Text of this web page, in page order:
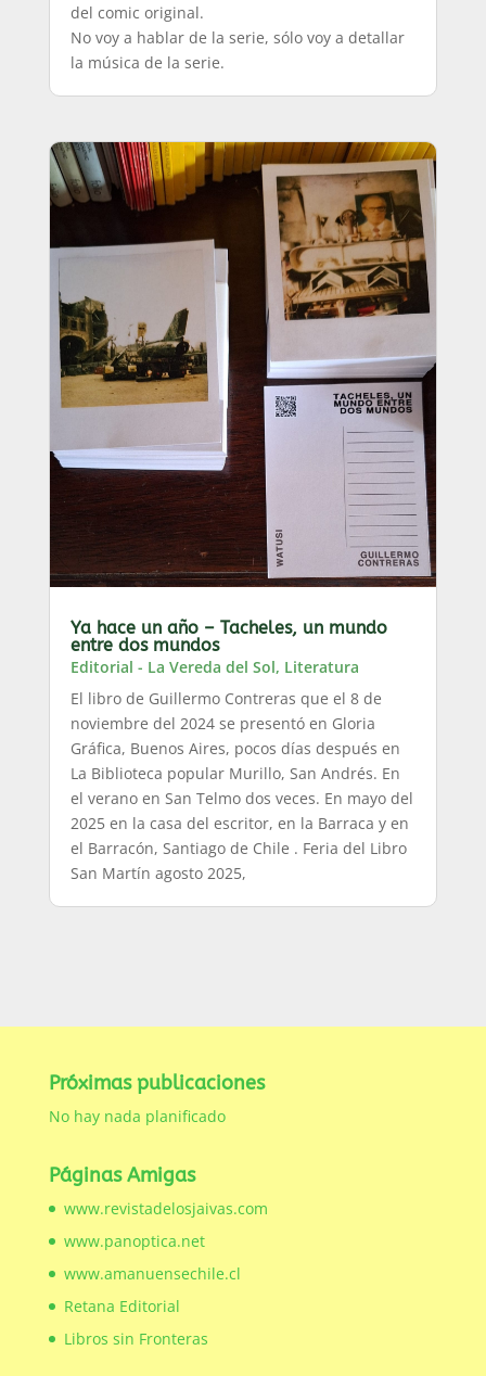
del comic original.
No voy a hablar de la serie, sólo voy a detallar
la música de la serie.
Ya hace un año – Tacheles, un mundo
entre dos mundos
Editorial - La Vereda del Sol, Literatura
El libro de Guillermo Contreras que el 8 de
noviembre del 2024 se presentó en Gloria
Gráfica, Buenos Aires, pocos días después en
La Biblioteca popular Murillo, San Andrés. En
el verano en San Telmo dos veces. En mayo del
2025 en la casa del escritor, en la Barraca y en
el Barracón, Santiago de Chile . Feria del Libro
San Martín agosto 2025,
Próximas publicaciones
No hay nada planificado
Páginas Amigas
www.revistadelosjaivas.com
www.panoptica.net
www.amanuensechile.cl
Retana Editorial
Libros sin Fronteras